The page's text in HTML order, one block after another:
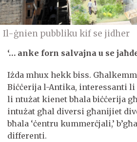
Il-ġnien pubbliku kif se jidher
‘… anke forn salvajna u se
Iżda mhux hekk biss.
Biċċerija l-Antika, interessanti
li ntużat kienet bħala biċċerija
intużat għal diversi għanijiet
bħala ‘ċentru kummerċjali,’
differenti.